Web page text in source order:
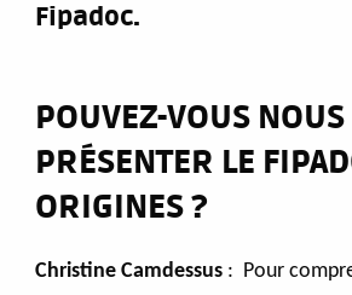
Fipadoc.
POUVEZ-VOUS NOUS
PRÉSENTER LE
ORIGINES ?
Christine Camdessus: Pour